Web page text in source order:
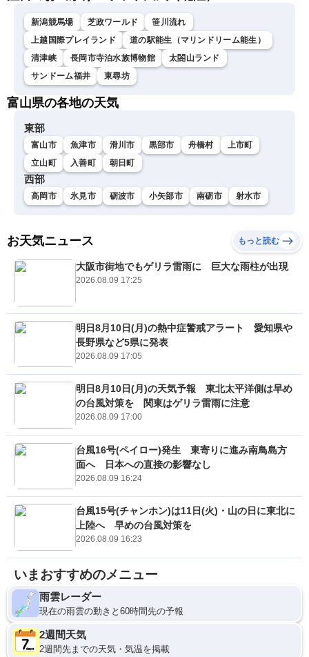
新潟競馬場 芝政ワールド
笹川流れ
上越国際プレイランド
道の駅能生（マリンドリーム能生）
清津峡
長岡市寺泊水族博物館
太閤山ランド
サンドーム福井
東尋坊
富山県の各地の天気
東部
富山市 魚津市 滑川市 黒部市 舟橋村
上市町
立山町
入善町 朝日町
西部
高岡市 氷見市 砺波市 小矢部市 南砺市 射水市
お天気ニュース もっと読む
大阪市街地でもゲリラ雷雨に 巨大な雨柱が出現
2026.08.09 17:25
明日8月10日(月)の熱中症警戒アラート 愛知県や
長野県など5県に発表
2026.08.09 17:05
明日8月10日(月)の天気予報 東北太平洋側は早め
の台風対策を 関東はゲリラ雷雨に注意
2026.08.09 17:00
台風16号(ペイロー)発生 東寄りに進み南鳥島方
面へ 日本への直接の影響なし
2026.08.09 16:24
台風15号(チャンホン)は11日(火)・山の日に東北に
上陸へ 早めの台風対策を
2026.08.09 16:23
いまおすすめのメニュー
雨雲レーダー
現在の雨雲の動きと60時間先の予報
2週間天気
2週間先までの天気・気温を掲載